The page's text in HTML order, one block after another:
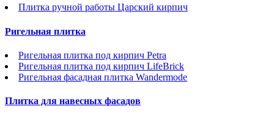
Плитка ручной работы Царский кирпич
Ригельная плитка
Ригельная плитка под кирпич Petra
Ригельная плитка под кирпич LifeBrick
Ригельная фасадная плитка Wandermode
Плитка для навесных фасадов